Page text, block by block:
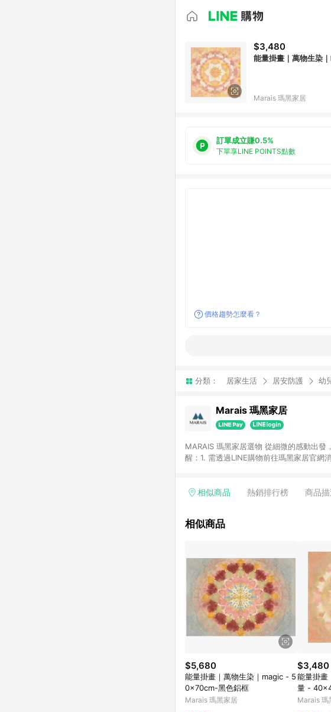
$3,480
能量掛畫｜萬物生染
Marais 瑪黑家居
訂單成立賺0.5%
下單享LINE POINTS點數
價格趨勢怎麼看？
分類： 居家生活 居安防護 幼
Marais 瑪黑家居
MARAIS 瑪黑家居選物 從細微的感動出
醒：1. 需透過LINE購物前往瑪黑家居官網
相似商品 熱銷排行榜 商品描
相似商品
$5,680
能量掛畫｜萬物生染｜magic - 5
0x70cm-黑色鋁框
Marais 瑪黑家居
$3,480
能量掛畫
量 -
Marais 瑪